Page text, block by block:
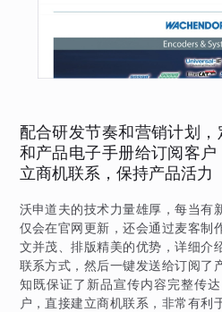
配合研发节奏和营销计划
和产品电子手册给订阅客
立商机联系，保持产品活力
沃申道夫的技术力量雄厚，每当有
仅会在官网更新，还会通过麦客制
文并茂、排版精美的优势，详细介
联系方式，然后一键发送给订阅了
知既保证了新品宣传内容完整传
户，直接建立商机联系，非常有利